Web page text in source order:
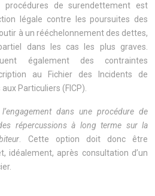
procédures de surendettement est
légale contre les poursuites des
à un rééchelonnement des dettes,
dans les cas les plus graves.
également des contraintes
au Fichier des Incidents de
Particuliers (FICP).
dans une procédure de
répercussions à long terme sur la
. Cette option doit donc être
idéalement, après consultation d’un